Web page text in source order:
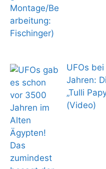
UFOs
Jahren:
„Tulli
(Video)